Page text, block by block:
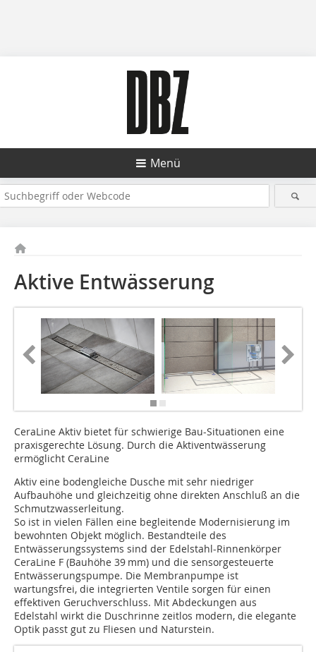
Menü
Aktive Entwässerung
CeraLine Aktiv bietet für schwierige Bau-Situationen eine
praxisgerechte Lösung. Durch die Aktiventwässerung
ermöglicht CeraLine
Aktiv eine bodengleiche Dusche mit sehr niedriger
Aufbauhöhe und gleichzeitig ohne direkten Anschluß an die
Schmutzwasserleitung.
So ist in vielen Fällen eine begleitende Modernisierung im
bewohnten Objekt möglich. Bestandteile des
Entwässerungssystems sind der Edelstahl-Rinnenkörper
CeraLine F (Bauhöhe 39 mm) und die sensorgesteuerte
Entwässerungspumpe. Die Membranpumpe ist
wartungsfrei, die integrierten Ventile sorgen für einen
effektiven Geruchverschluss. Mit Abdeckungen aus
Edelstahl wirkt die Duschrinne zeitlos modern, die elegante
Optik passt gut zu Fliesen und Naturstein.